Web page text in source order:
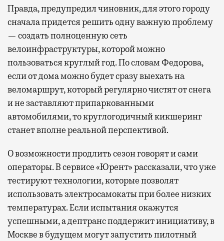
Правда, предупредил чиновник, для этого городу
сначала придется решить одну важную проблему
— создать полноценную сеть
велоинфраструктуры, которой можно
пользоваться круглый год. По словам Федорова,
если от дома можно будет сразу выехать на
веломаршрут, который регулярно чистят от снега
и не заставляют припаркованными
автомобилями, то круглогодичный кикшеринг
станет вполне реальной перспективой.
О возможности продлить сезон говорят и сами
операторы. В сервисе «Юрент» рассказали, что уже
тестируют технологии, которые позволят
использовать электросамокаты при более низких
температурах. Если испытания окажутся
успешными, а дептранс поддержит инициативу, в
Москве в будущем могут запустить пилотный